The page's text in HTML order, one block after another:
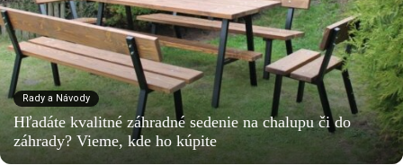
Rady a Návody
Hľadáte kvalitné záhradné sedenie na chalupu či do
záhrady? Vieme, kde ho kúpite